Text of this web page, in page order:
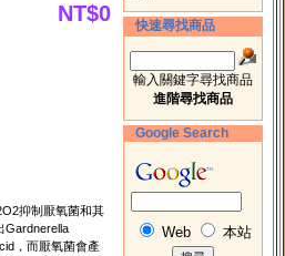
NT$0
抑制厭氧菌和其
Gardnerella
，而厭氧菌會產
快速尋找商品
輸入關鍵字尋找商品
進階尋找商品
Google Search
Web 本站